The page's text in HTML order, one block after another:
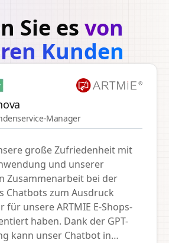
Sie es von
Kunden
Manager
große Zufriedenheit mit
und unserer
Zusammenarbeit bei der
Chatbots zum Ausdruck
für unsere ARTMIE E-Shops-
haben. Dank der GPT-
kann unser Chatbot in